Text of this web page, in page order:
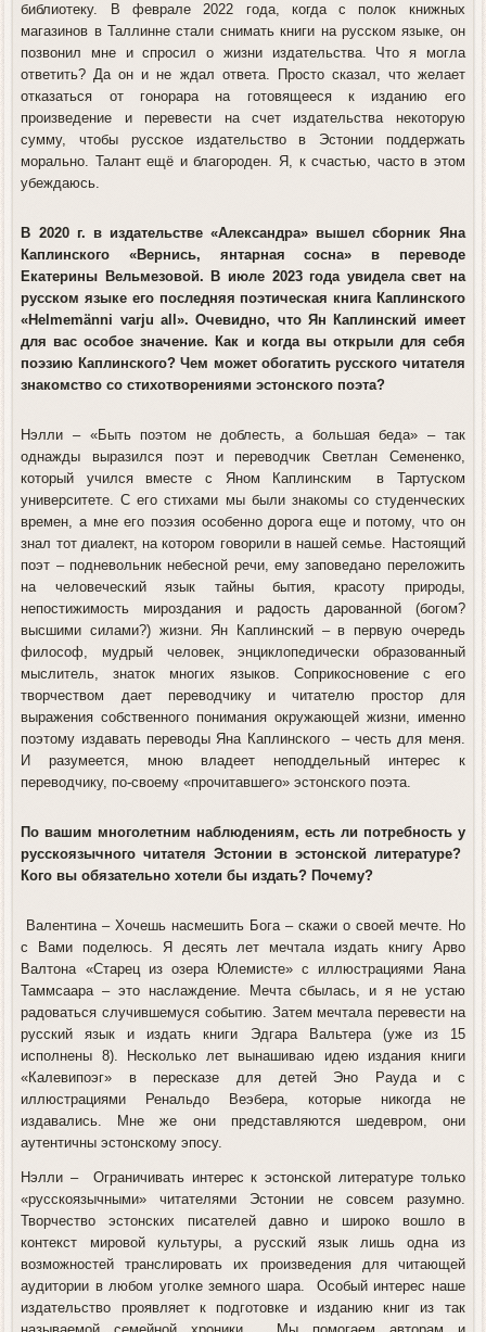
библиотеку. В феврале 2022 года, когда с полок книжных
магазинов в Таллинне стали снимать книги на русском языке, он
позвонил мне и спросил о жизни издательства. Что я могла
ответить? Да он и не ждал ответа. Просто сказал, что желает
отказаться от гонорара на готовящееся к изданию его
произведение и перевести на счет издательства некоторую
сумму, чтобы русское издательство в Эстонии поддержать
морально. Талант ещё и благороден. Я, к счастью, часто в этом
убеждаюсь.
В 2020 г. в издательстве «Александра» вышел сборник Яна
Каплинского «Вернись, янтарная сосна» в переводе
Екатерины Вельмезовой. В июле 2023 года увидела свет на
русском языке его последняя поэтическая книга Каплинского
«Helmemänni varju all». Очевидно, что Ян Каплинский имеет
для вас особое значение. Как и когда вы открыли для себя
поэзию Каплинского? Чем может обогатить русского читателя
знакомство со стихотворениями эстонского поэта?
Нэлли – «Быть поэтом не доблесть, а большая беда» – так
однажды выразился поэт и переводчик Светлан Семененко,
который учился вместе с Яном Каплинским в Тартуском
университете. С его стихами мы были знакомы со студенческих
времен, а мне его поэзия особенно дорога еще и потому, что он
знал тот диалект, на котором говорили в нашей семье. Настоящий
поэт – подневольник небесной речи, ему заповедано переложить
на человеческий язык тайны бытия, красоту природы,
непостижимость мироздания и радость дарованной (богом?
высшими силами?) жизни. Ян Каплинский – в первую очередь
философ, мудрый человек, энциклопедически образованный
мыслитель, знаток многих языков. Соприкосновение с его
творчеством дает переводчику и читателю простор для
выражения собственного понимания окружающей жизни, именно
поэтому издавать переводы Яна Каплинского – честь для меня.
И разумеется, мною владеет неподдельный интерес к
переводчику, по-своему «прочитавшего» эстонского поэта.
По вашим многолетним наблюдениям, есть ли потребность у
русскоязычного читателя Эстонии в эстонской литературе?
Кого вы обязательно хотели бы издать? Почему?
Валентина– Хочешь насмешить Бога – скажи о своей мечте. Но
с Вами поделюсь. Я десять лет мечтала издать книгу Арво
Валтона «Старец из озера Юлемисте» с иллюстрациями Яана
Таммсаара – это наслаждение. Мечта сбылась, и я не устаю
радоваться случившемуся событию. Затем мечтала перевести на
русский язык и издать книги Эдгара Вальтера (уже из 15
исполнены 8). Несколько лет вынашиваю идею издания книги
«Калевипоэг» в пересказе для детей Эно Рауда и с
иллюстрациями Ренальдо Веэбера, которые никогда не
издавались. Мне же они представляются шедевром, они
аутентичны эстонскому эпосу.
Нэлли – Ограничивать интерес к эстонской литературе только
«русскоязычными» читателями Эстонии не совсем разумно.
Творчество эстонских писателей давно и широко вошло в
контекст мировой культуры, а русский язык лишь одна из
возможностей транслировать их произведения для читающей
аудитории в любом уголке земного шара. Особый интерес наше
издательство проявляет к подготовке и изданию книг из так